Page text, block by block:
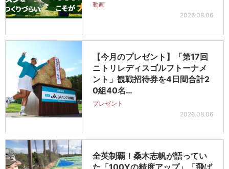
動画
2026.08.06
【今月のプレゼント】「第17回
ニトリレディスゴルフトーナメ
ント」観戦招待券を4日間合計2
0組40名…
プレゼント
2026.08.06
全英制覇！桑木志帆が語ってい